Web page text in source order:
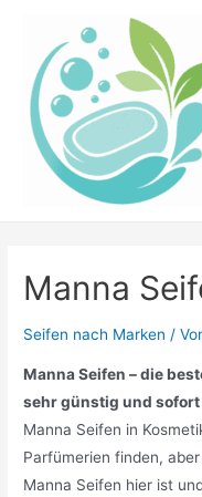
springen
Manna
Seifen nach Marken /
Manna Seifen – die
sehr günstig und
Manna Seifen in
Parfümerien finden,
Manna Seifen hier ist